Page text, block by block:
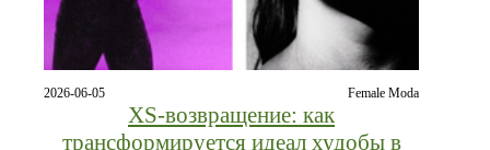
2026-06-05 Female Moda
XS‑возвращение: как
трансформируется идеал худобы в